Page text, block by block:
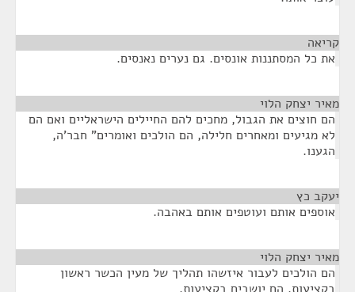
קריאה
את כל המסתננות אונסים. גם נערים נאנסים.
מאיר יצחק הלוי
הם חוצים את הגבול, מחכים להם החיילים הישראליים ואם הם
לא מגיעים ומאחרים חלילה, הם הולכים ואומרים" חבר'ה,
הגענו.
יעקב כץ
אוספים אותם ועוטפים אותם באהבה.
מאיר יצחק הלוי
הם הולכים לעבור איזשהו תהליך של מעין הכשר ראשון